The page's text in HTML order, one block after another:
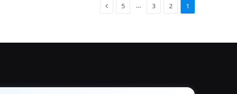
1
2
3
…
5